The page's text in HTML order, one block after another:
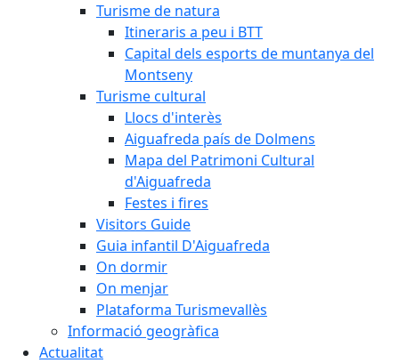
Turisme de natura
Itineraris a peu i BTT
Capital dels esports de muntanya del
Montseny
Turisme cultural
Llocs d'interès
Aiguafreda país de Dolmens
Mapa del Patrimoni Cultural
d'Aiguafreda
Festes i fires
Visitors Guide
Guia infantil D'Aiguafreda
On dormir
On menjar
Plataforma Turismevallès
Informació geogràfica
Actualitat